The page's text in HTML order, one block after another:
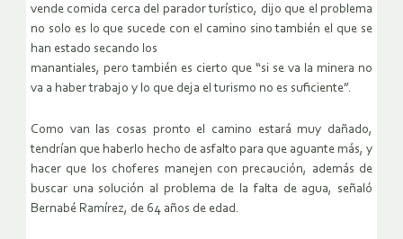
vende comida cerca del parador turístico, dijo que el problema
no solo es lo que sucede con el camino sino también el que se
han estado secando los
manantiales, pero también es cierto que “si se va la minera no
va a haber trabajo y lo que deja el turismo no es suficiente”.
Como van las cosas pronto el camino estará muy dañado,
tendrían que haberlo hecho de asfalto para que aguante más, y
hacer que los choferes manejen con precaución, además de
buscar una solución al problema de la falta de agua, señaló
Bernabé Ramírez, de 64 años de edad.